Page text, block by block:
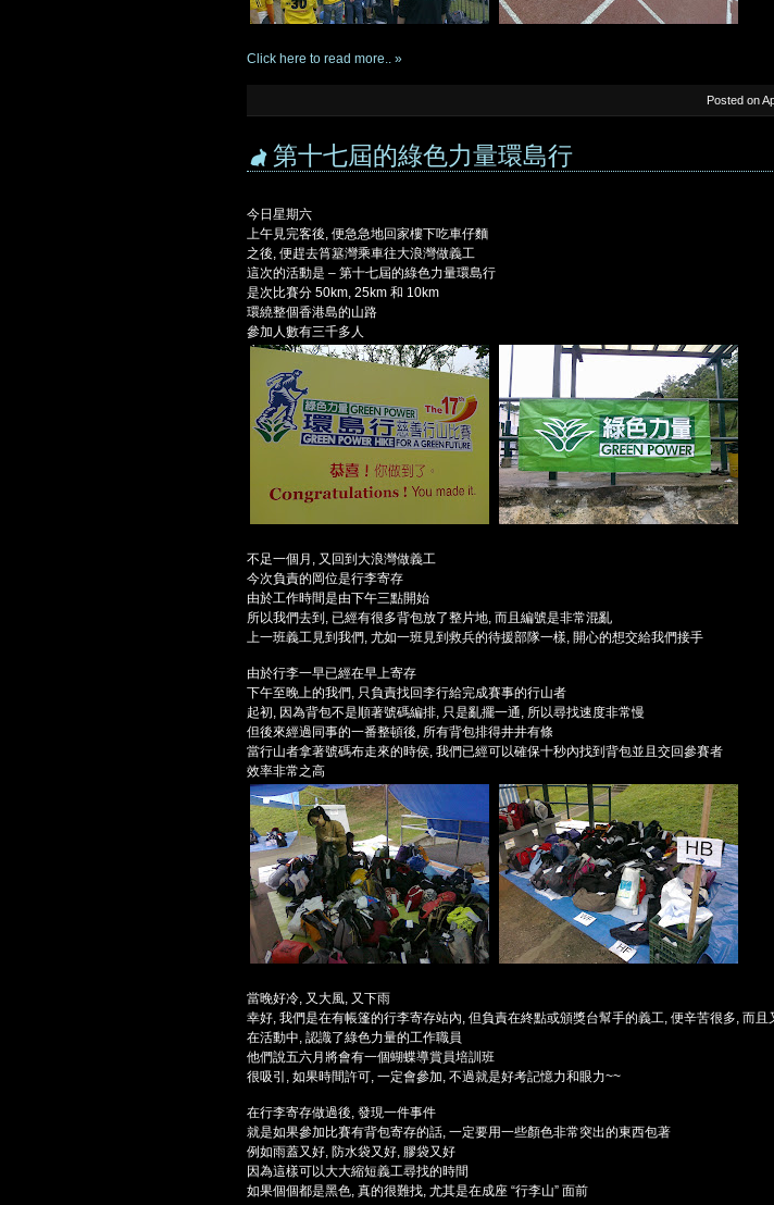
Click here to read more.. »
Posted on
第十七屆的綠色力量環島行
今日星期六
上午見完客後, 便急急地回家樓下吃車仔麵
之後, 便趕去筲簊灣乘車往大浪灣做義工
這次的活動是 – 第十七屆的綠色力量環島行
是次比賽分 50km, 25km 和 10km
環繞整個香港島的山路
參加人數有三千多人
不足一個月, 又回到大浪灣做義工
今次負責的岡位是行李寄存
由於工作時間是由下午三點開始
所以我們去到, 已經有很多背包放了整片地, 而且編號是非常混亂
上一班義工見到我們, 尤如一班見到救兵的待援部隊一樣, 開心的想交給我們接手
由於行李一早已經在早上寄存
下午至晚上的我們, 只負責找回李行給完成賽事的行山者
起初, 因為背包不是順著號碼編排, 只是亂擺一通, 所以尋找速度非常慢
但後來經過同事的一番整頓後, 所有背包排得井井有條
當行山者拿著號碼布走來的時侯, 我們已經可以確保十秒內找到背包並且交回參賽者
效率非常之高
當晚好冷, 又大風, 又下雨
幸好, 我們是在有帳篷的行李寄存站內, 但負責在終點或頒獎台幫手的義工, 便辛苦很多, 而且
在活動中, 認識了綠色力量的工作職員
他們說五六月將會有一個蝴蝶導賞員培訓班
很吸引, 如果時間許可, 一定會參加, 不過就是好考記憶力和眼力~~
在行李寄存做過後, 發現一件事件
就是如果參加比賽有背包寄存的話, 一定要用一些顏色非常突出的東西包著
例如雨蓋又好, 防水袋又好, 膠袋又好
因為這樣可以大大縮短義工尋找的時間
如果個個都是黑色, 真的很難找, 尤其是在成座 “行李山” 面前